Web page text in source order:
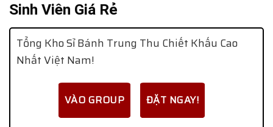
Sinh Viên Giá Rẻ
Tổng Kho Sỉ Bánh Trung Thu Chiết Khấu Cao
Nhất Việt Nam!
VÀO GROUP ĐẶT NGAY!